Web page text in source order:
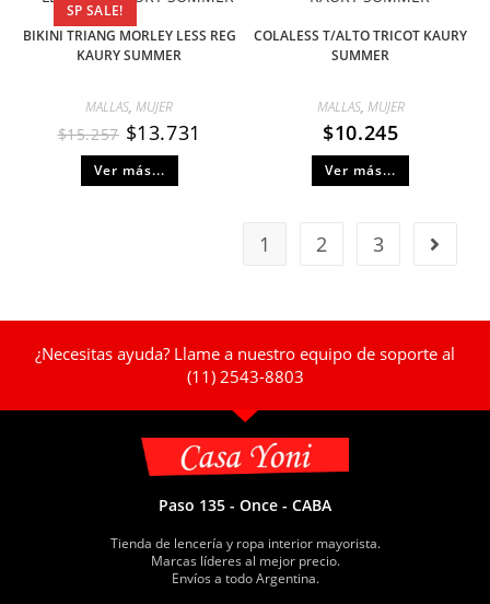
SP SALE!
BIKINI TRIANG MORLEY LESS REG
KAURY SUMMER
MALLAS,MUJER
$15.257 $13.731
Ver más...
COLALESS T/ALTO TRICOT KAURY
SUMMER
MALLAS, MUJER
$10.245
Ver más...
1 2 3
¿Necesitas ayuda? Llame a nuestro equipo de soporte al
(11) 2543-8803
Paso 135 - Once - CABA
Tienda de lencería y ropa interior mayorista.
Marcas líderes al mejor precio.
Envíos a todo Argentina.